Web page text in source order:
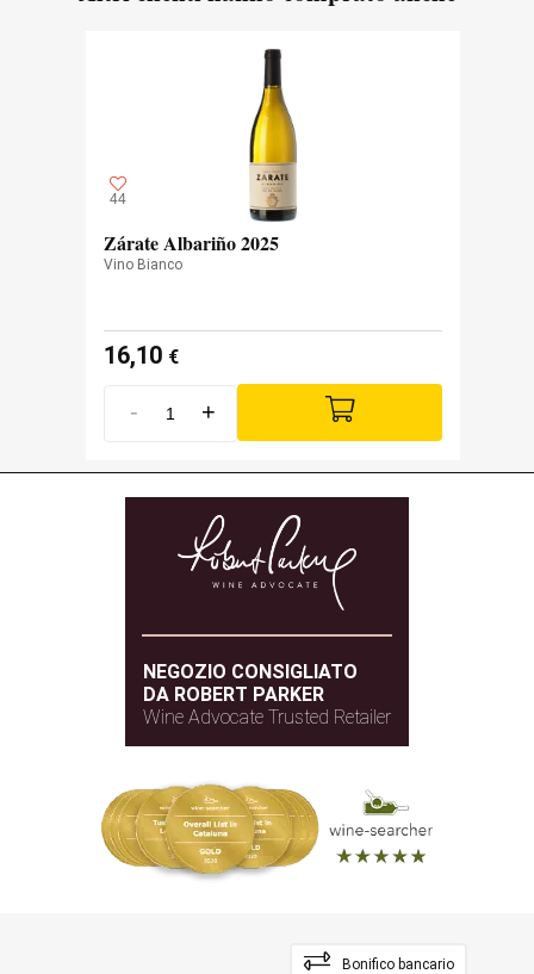
44
Zárate Albariño 2025
Vino Bianco
16,10 €
- +
NEGOZIO CONSIGLIATO
DA ROBERT PARKER
Wine Advocate Trusted Retailer
Bonifico bancario